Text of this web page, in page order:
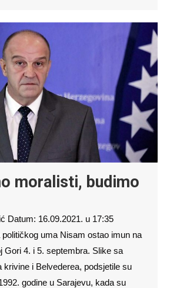
moralisti, budimo
Datum: 16.09.2021. u 17:35
političkog uma Nisam ostao imun na
Gori 4. i 5. septembra. Slike sa
krivine i Belvederea, podsjetile su
godine u Sarajevu, kada su